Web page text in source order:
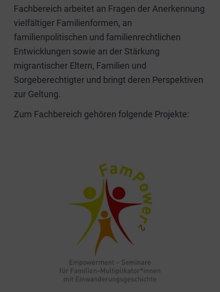
Fachbereich arbeitet an Fragen der Anerkennung
vielfältiger Familienformen, an
familienpolitischen und familienrechtlichen
Entwicklungen sowie an der Stärkung
migrantischer Eltern, Familien und
Sorgeberechtigter und bringt deren Perspektiven
zur Geltung.
Zum Fachbereich gehören folgende Projekte: